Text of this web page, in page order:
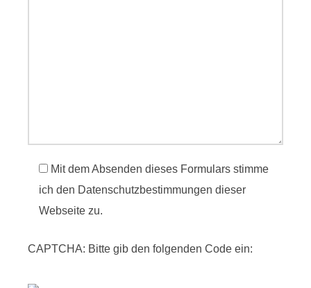
Mit dem Absenden dieses Formulars stimme
ich den Datenschutzbestimmungen dieser
Webseite zu.
CAPTCHA: Bitte gib den folgenden Code ein: